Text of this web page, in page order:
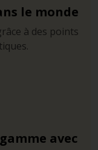
le monde
à des points
avec